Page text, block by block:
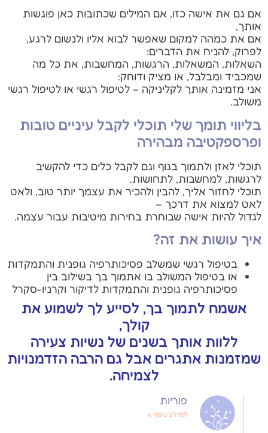
אם גם את אישה כזו, אם המילים שכתובות כאן פוגשות
אותך,
אם את כמהה למקום שאפשר לבוא אליו ולנשום לרגע,
לפרוק, להניח את הדברים:
השאלות, המשאלות, הרגשות, המחשבות, את כל מה
שמכביד ומבלבל, או מציק ודוחק:
אני מזמינה אותך לקליניקה – לטיפול רגשי או לטיפול רגשי
משולב.
בליווי תומך שלי תוכלי לקבל עיניים טובות
ופרספקטיבה מבהירה
תוכלי לאזן ולתמוך בגוף וגם לקבל כלים כדי להקשיב
לרגשות, למחשבות, לתחושות.
תוכלי לחזור אליך, להבין ולהכיר את עצמך יותר טוב, ולאט
לאט למצוא את דרכך –
לגדול להיות אישה שבוחרת בחירות מיטיבות עבור עצמה.
איך עושות את זה?
בטיפול רגשי שמשלב פסיכותרפיה גופנית והתמקדות
או בטיפול המשולב בו אתמוך בך בשילוב בין
פסיכותרפיה גופנית והתמקדות לדיקור וקרניו-סקרל
אשמח לתמוך בך, לסייע לך לשמוע את
קולך,
ללוות אותך בשנים של נשיות צעירה
שמזמנות אתגרים אבל גם הרבה הזדמנויות
לצמיחה.
פוריות
למידע נוסף »